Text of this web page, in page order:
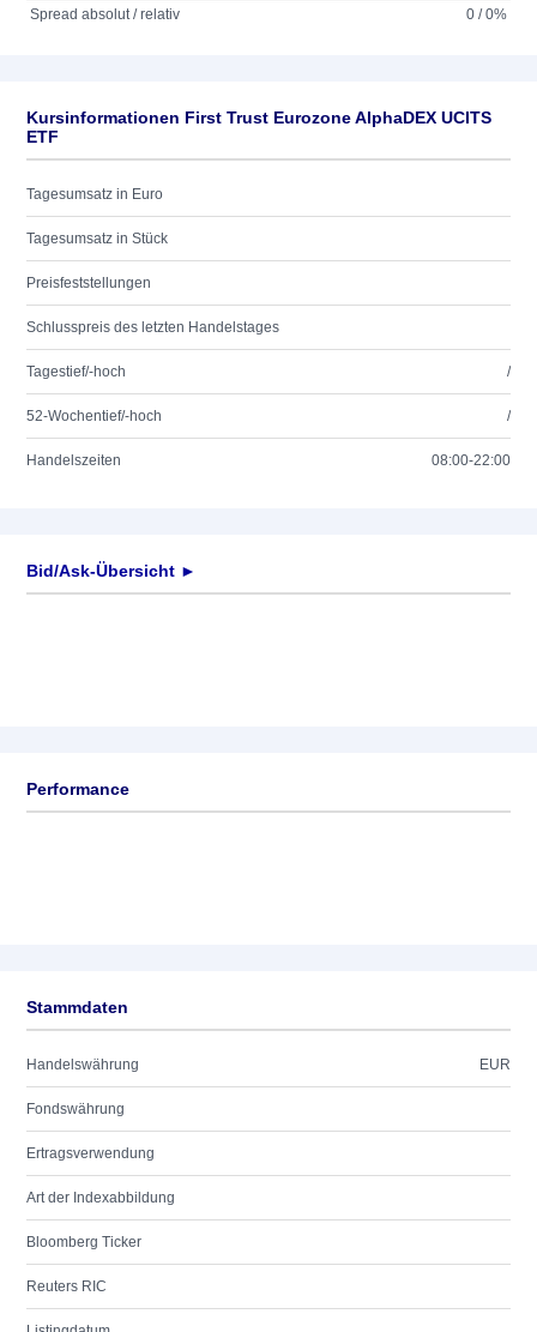
Spread absolut / relativ
0 / 0%
Kursinformationen First Trust Eurozone AlphaDEX UCITS
ETF
Tagesumsatz in Euro
Tagesumsatz in Stück
Preisfeststellungen
Schlusspreis des letzten Handelstages
Tagestief/-hoch /
52-Wochentief/-hoch /
Handelszeiten 08:00-22:00
Bid/Ask-Übersicht ►
Performance
Stammdaten
Handelswährung EUR
Fondswährung
Ertragsverwendung
Art der Indexabbildung
Bloomberg Ticker
Reuters RIC